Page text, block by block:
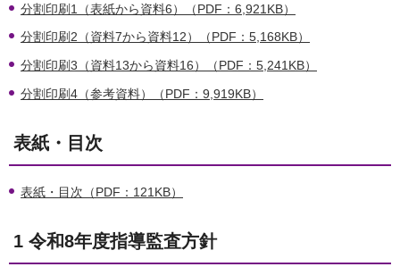
分割印刷1（表紙から資料6）（PDF：6,921KB）
分割印刷2（資料7から資料12）（PDF：5,168KB）
分割印刷3（資料13から資料16）（PDF：5,241KB）
分割印刷4（参考資料）（PDF：9,919KB）
表紙・目次
表紙・目次（PDF：121KB）
1 令和8年度指導監査方針